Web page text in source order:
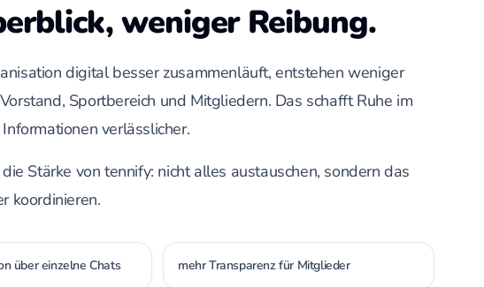
weniger Reibung.
digital besser zusammenläuft, entstehen weniger
Sportbereich und Mitgliedern. Das schafft Ruhe im
verlässlicher.
Stärke von tennify: nicht alles austauschen, sondern das
koordinieren.
über einzelne Chats mehr Transparenz für Mitglieder